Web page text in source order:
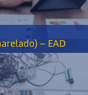
– EAD